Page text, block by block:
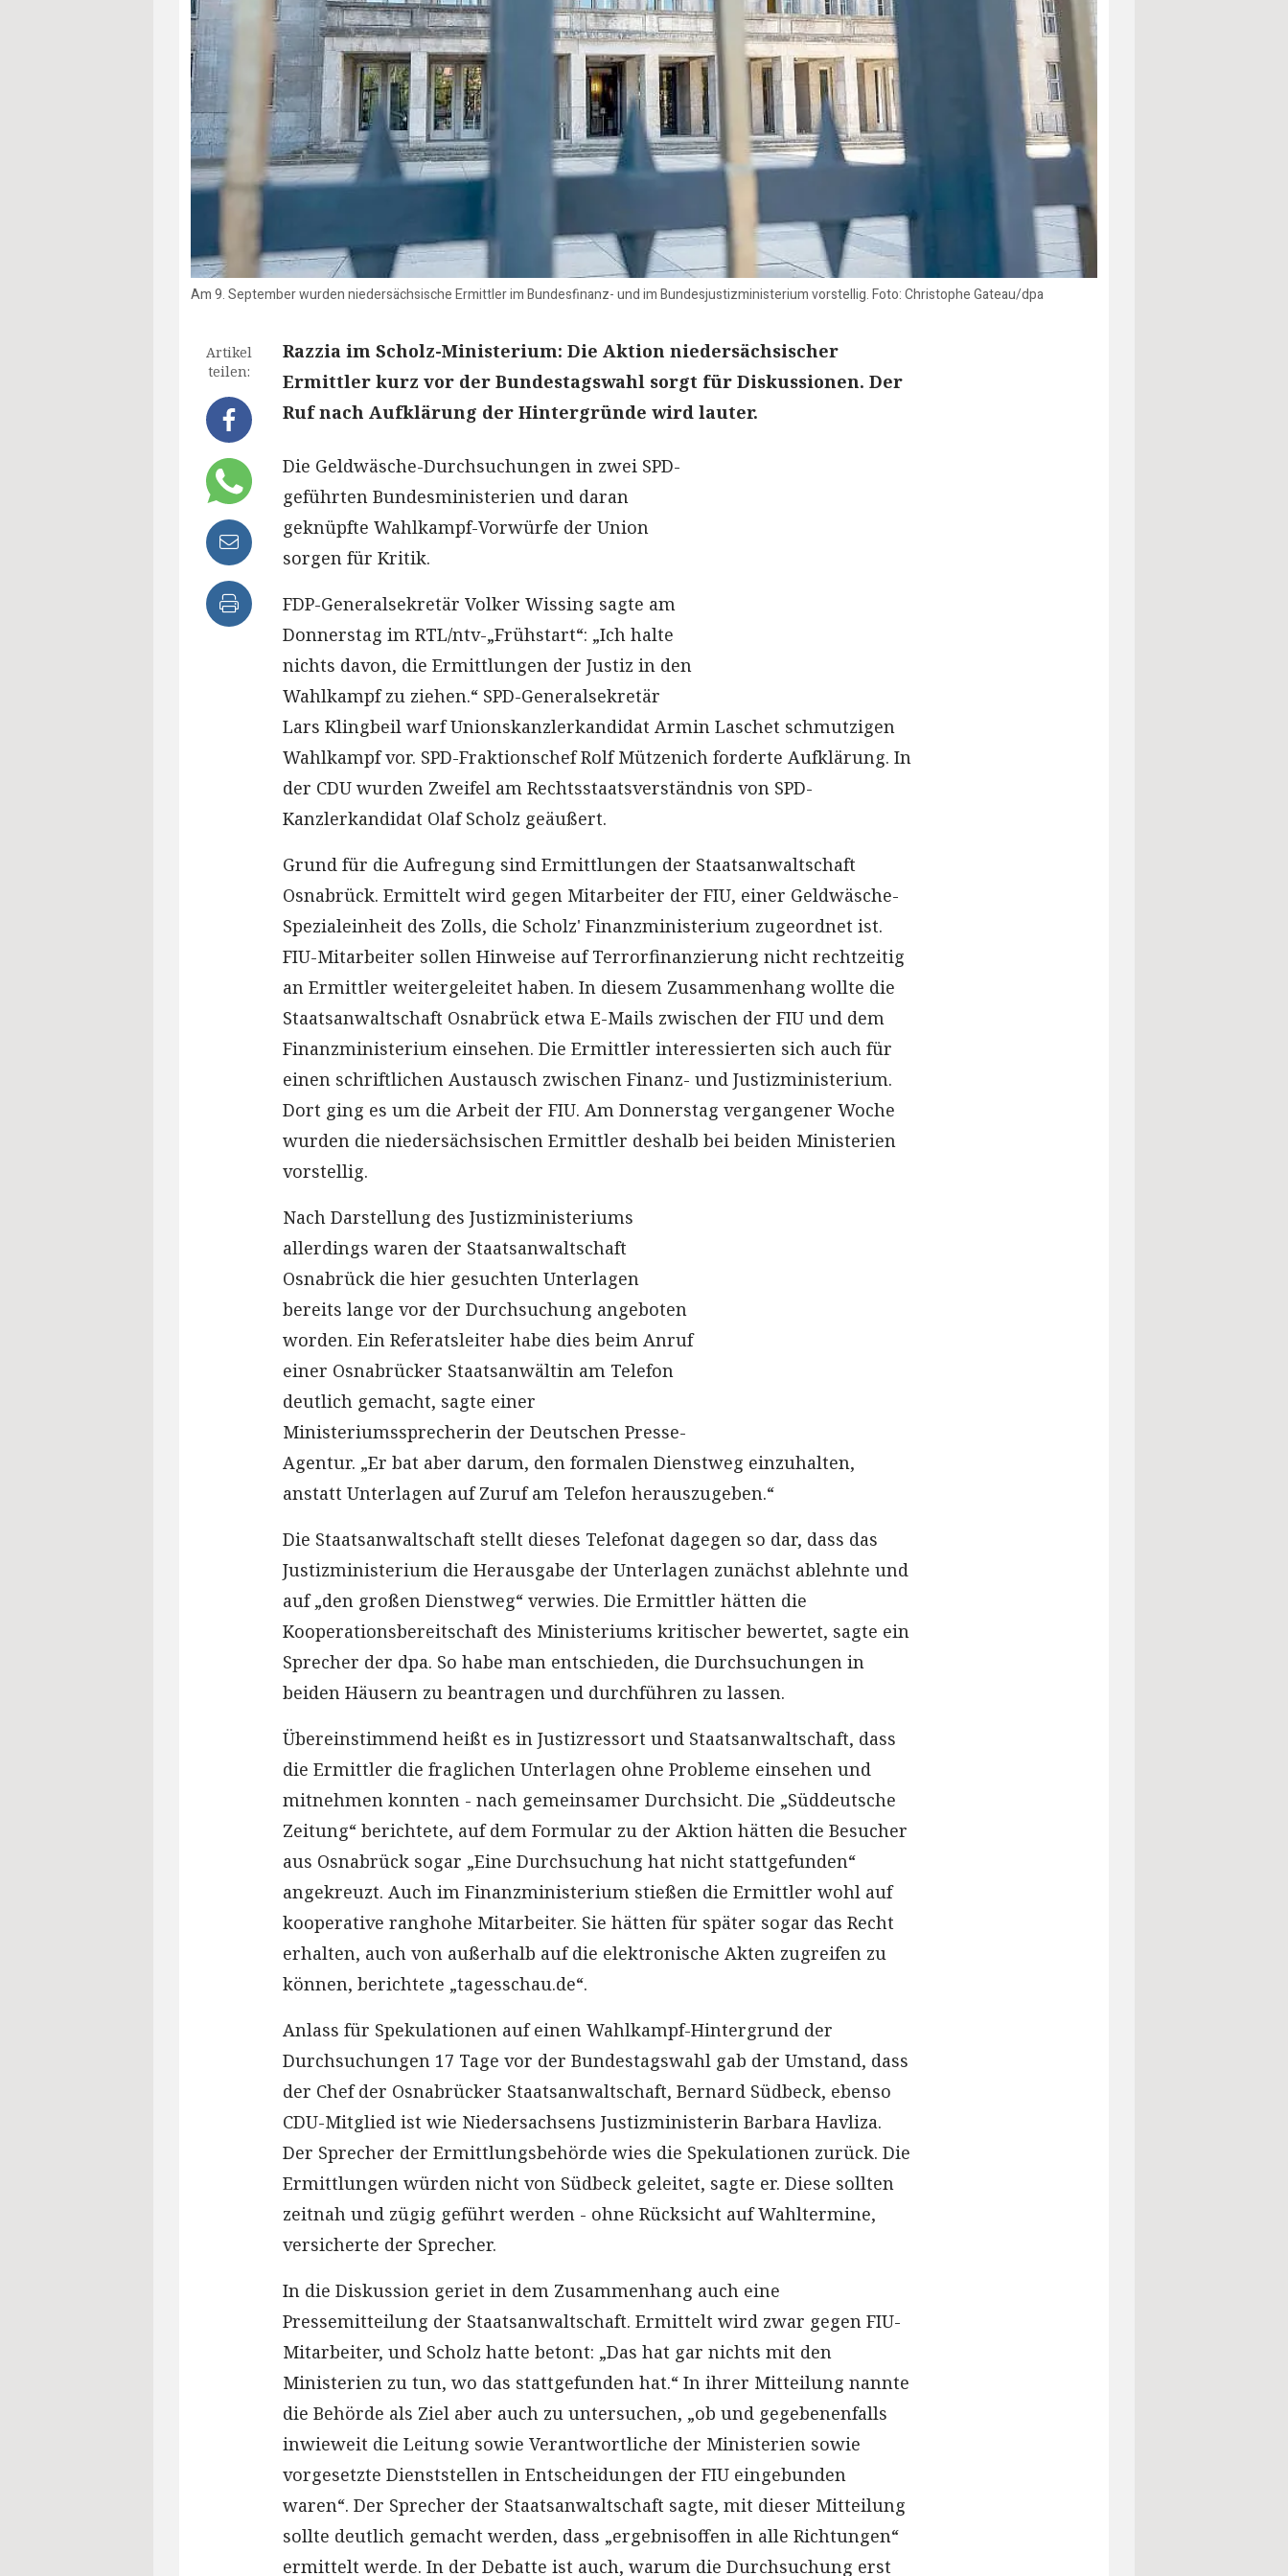
Am 9. September wurden niedersächsische Ermittler im Bundesfinanz- und im Bundesjustizministerium vorstellig. Foto: Christophe Gateau/dpa
Artikel
teilen:
Razzia im Scholz-Ministerium: Die Aktion niedersächsischer
Ermittler kurz vor der Bundestagswahl sorgt für Diskussionen. Der
Ruf nach Aufklärung der Hintergründe wird lauter.
Die Geldwäsche-Durchsuchungen in zwei SPD-
geführten Bundesministerien und daran
geknüpfte Wahlkampf-Vorwürfe der Union
sorgen für Kritik.
FDP-Generalsekretär Volker Wissing sagte am
Donnerstag im RTL/ntv-„Frühstart“: „Ich halte
nichts davon, die Ermittlungen der Justiz in den
Wahlkampf zu ziehen.“ SPD-Generalsekretär
Lars Klingbeil warf Unionskanzlerkandidat Armin Laschet schmutzigen
Wahlkampf vor. SPD-Fraktionschef Rolf Mützenich forderte Aufklärung. In
der CDU wurden Zweifel am Rechtsstaatsverständnis von SPD-
Kanzlerkandidat Olaf Scholz geäußert.
Grund für die Aufregung sind Ermittlungen der Staatsanwaltschaft
Osnabrück. Ermittelt wird gegen Mitarbeiter der FIU, einer Geldwäsche-
Spezialeinheit des Zolls, die Scholz' Finanzministerium zugeordnet ist.
FIU-Mitarbeiter sollen Hinweise auf Terrorfinanzierung nicht rechtzeitig
an Ermittler weitergeleitet haben. In diesem Zusammenhang wollte die
Staatsanwaltschaft Osnabrück etwa E-Mails zwischen der FIU und dem
Finanzministerium einsehen. Die Ermittler interessierten sich auch für
einen schriftlichen Austausch zwischen Finanz- und Justizministerium.
Dort ging es um die Arbeit der FIU. Am Donnerstag vergangener Woche
wurden die niedersächsischen Ermittler deshalb bei beiden Ministerien
vorstellig.
Nach Darstellung des Justizministeriums
allerdings waren der Staatsanwaltschaft
Osnabrück die hier gesuchten Unterlagen
bereits lange vor der Durchsuchung angeboten
worden. Ein Referatsleiter habe dies beim Anruf
einer Osnabrücker Staatsanwältin am Telefon
deutlich gemacht, sagte einer
Ministeriumssprecherin der Deutschen Presse-
Agentur. „Er bat aber darum, den formalen Dienstweg einzuhalten,
anstatt Unterlagen auf Zuruf am Telefon herauszugeben.“
Die Staatsanwaltschaft stellt dieses Telefonat dagegen so dar, dass das
Justizministerium die Herausgabe der Unterlagen zunächst ablehnte und
auf „den großen Dienstweg“ verwies. Die Ermittler hätten die
Kooperationsbereitschaft des Ministeriums kritischer bewertet, sagte ein
Sprecher der dpa. So habe man entschieden, die Durchsuchungen in
beiden Häusern zu beantragen und durchführen zu lassen.
Übereinstimmend heißt es in Justizressort und Staatsanwaltschaft, dass
die Ermittler die fraglichen Unterlagen ohne Probleme einsehen und
mitnehmen konnten - nach gemeinsamer Durchsicht. Die „Süddeutsche
Zeitung“ berichtete, auf dem Formular zu der Aktion hätten die Besucher
aus Osnabrück sogar „Eine Durchsuchung hat nicht stattgefunden“
angekreuzt. Auch im Finanzministerium stießen die Ermittler wohl auf
kooperative ranghohe Mitarbeiter. Sie hätten für später sogar das Recht
erhalten, auch von außerhalb auf die elektronische Akten zugreifen zu
können, berichtete „tagesschau.de“.
Anlass für Spekulationen auf einen Wahlkampf-Hintergrund der
Durchsuchungen 17 Tage vor der Bundestagswahl gab der Umstand, dass
der Chef der Osnabrücker Staatsanwaltschaft, Bernard Südbeck, ebenso
CDU-Mitglied ist wie Niedersachsens Justizministerin Barbara Havliza.
Der Sprecher der Ermittlungsbehörde wies die Spekulationen zurück. Die
Ermittlungen würden nicht von Südbeck geleitet, sagte er. Diese sollten
zeitnah und zügig geführt werden - ohne Rücksicht auf Wahltermine,
versicherte der Sprecher.
In die Diskussion geriet in dem Zusammenhang auch eine
Pressemitteilung der Staatsanwaltschaft. Ermittelt wird zwar gegen FIU-
Mitarbeiter, und Scholz hatte betont: „Das hat gar nichts mit den
Ministerien zu tun, wo das stattgefunden hat.“ In ihrer Mitteilung nannte
die Behörde als Ziel aber auch zu untersuchen, „ob und gegebenenfalls
inwieweit die Leitung sowie Verantwortliche der Ministerien sowie
vorgesetzte Dienststellen in Entscheidungen der FIU eingebunden
waren“. Der Sprecher der Staatsanwaltschaft sagte, mit dieser Mitteilung
sollte deutlich gemacht werden, dass „ergebnisoffen in alle Richtungen“
ermittelt werde. In der Debatte ist auch, warum die Durchsuchung erst